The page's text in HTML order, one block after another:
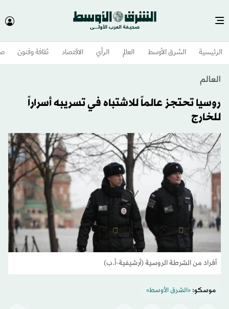
الرئيسية الشرق الأوسط​ العالم الرأي الاقتصاد ثقافة وفنون
العالم
روسيا تحتجز عالماً للاشتباه في تسريبه أسراراً
للخارج
أفراد من الشرطة الروسية (أرشيفية-أ.ب)
موسكو:«الشرق الأوسط»